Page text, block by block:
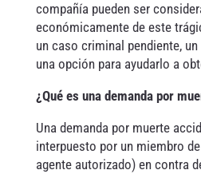
compañía pueden ser
económicamente de este
un caso criminal pendiente,
una opción para ayudarlo a
¿Qué es una demanda por
Una demanda por muerte
interpuesto por un miembro
agente autorizado) en contra